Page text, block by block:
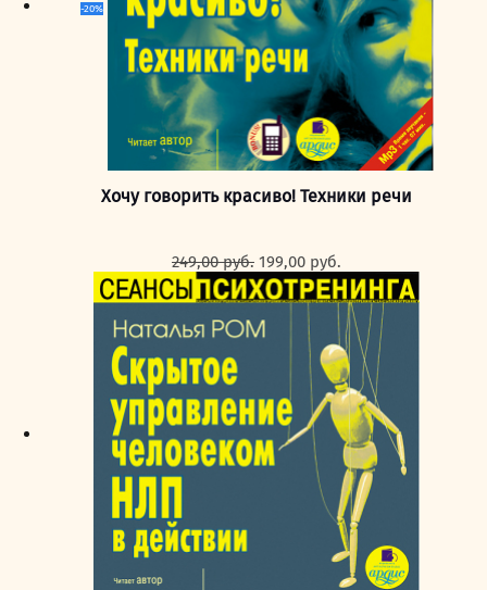
-20%
Хочу говорить красиво! Техники речи
249,00руб. Первоначальная
цена
составляла
249,00 руб..
199,00 руб.
цена:
199,00 руб..